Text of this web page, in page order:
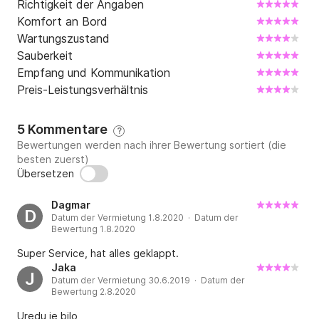
Richtigkeit der Angaben
Komfort an Bord
Wartungszustand
Sauberkeit
Empfang und Kommunikation
Preis-Leistungsverhältnis
5 Kommentare ?
Bewertungen werden nach ihrer Bewertung sortiert (die
besten zuerst)
Übersetzen
D
Dagmar
Datum der Vermietung 1.8.2020 · Datum der
Bewertung 1.8.2020
Super Service, hat alles geklappt.
J
Jaka
Datum der Vermietung 30.6.2019 · Datum der
Bewertung 2.8.2020
Uredu je bilo